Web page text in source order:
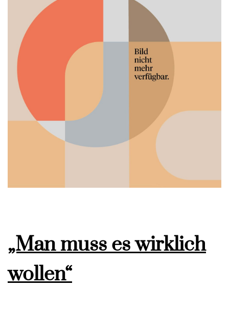
„Man muss es wirklich
wollen“